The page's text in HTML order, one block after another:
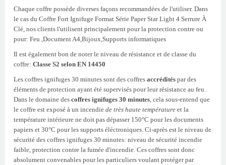
Chaque coffre possède diverses façons recommandées de l'utiliser. Dans
le cas du Coffre Fort Ignifuge Format Série Paper Star Light 4 Serrure À
Clé, nos clients l'utilisent principalement pour la protection contre ou
pour: Feu ,Document A4,Bijoux,Supports informatiques
Il est également bon de noter le niveau de résistance et de classe du
coffre: Classe S2 selon EN 14450
Les coffres ignifuges 30 minutes sont des coffres accrédités par des
éléments de protection ayant été supervisés pour leur résistance au feu.
Dans le domaine des coffres ignifuges 30 minutes, cela sous-entend que
le coffre est exposé à un incendie de très haute température et la
température intérieure ne doit pas dépasser 150°C pour les documents
papiers et 30°C pour les supports éléctroniques. Ci-après est le niveau de
sécurité des coffres ignifuges 30 minutes: niveau de sécurité incendie
faible, protection contre la fumée d'incendie. Ces coffres sont donc
absolument convenables pour les particuliers voulant protéger par